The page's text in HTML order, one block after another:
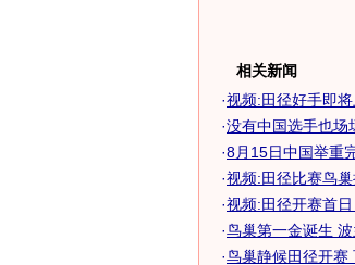
相关新闻
·视频:田径好手即
·没有中国选手也场
·8月15日中国举重
·视频:田径比赛鸟
·视频:田径开赛首
·鸟巢第一金诞生 波
·鸟巢静候田径开赛